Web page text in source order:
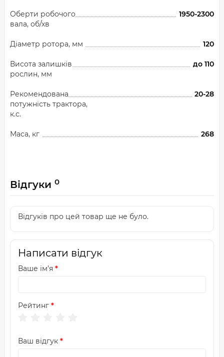
Оберти робочого
вала, об/хв
1950-2300
Діаметр ротора, мм 120
Висота залишків
рослин, мм
до 110
Рекомендована
потужність трактора,
к.с.
20-28
Маса, кг 268
Відгуки 0
Відгуків про цей товар ще не було.
Написати відгук
Ваше ім’я
Рейтинг
Ваш відгук